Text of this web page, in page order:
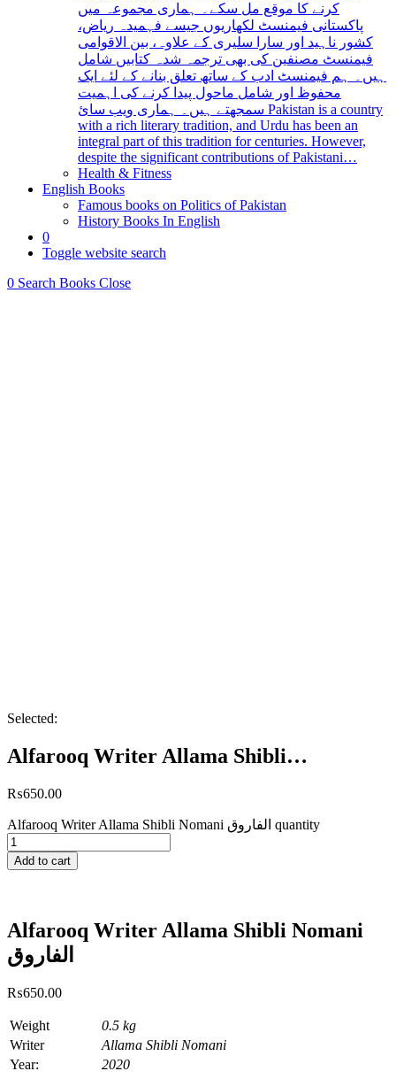
کرنے کا موقع مل سکے۔ ہماری مجموعہ میں
پاکستانی فیمنسٹ لکھاریوں جیسے فہمیدہ ریاض،
کشور ناہید اور سارا سلیری کے علاوہ، بین الاقوامی
فیمنسٹ مصنفین کی بھی ترجمہ شدہ کتابیں شامل
ہیں۔ ہم فیمنسٹ ادب کے ساتھ تعلق بنانے کے لئے ایک
محفوظ اور شامل ماحول پیدا کرنے کی اہمیت
سمجھتے ہیں۔ ہماری ویب سائ Pakistan is a country
with a rich literary tradition, and Urdu has been an
integral part of this tradition for centuries. However,
despite the significant contributions of Pakistani…
Health & Fitness
English Books
Famous books on Politics of Pakistan
History Books In English
0
Toggle website search
0 Search Books Close
Selected:
Alfarooq Writer Allama Shibli…
₨650.00
Alfarooq Writer Allama Shibli Nomani الفاروق quantity
Add to cart
Alfarooq Writer Allama Shibli Nomani
الفاروق
₨650.00
Weight
0.5 kg
Writer
Allama Shibli Nomani
Year:
2020